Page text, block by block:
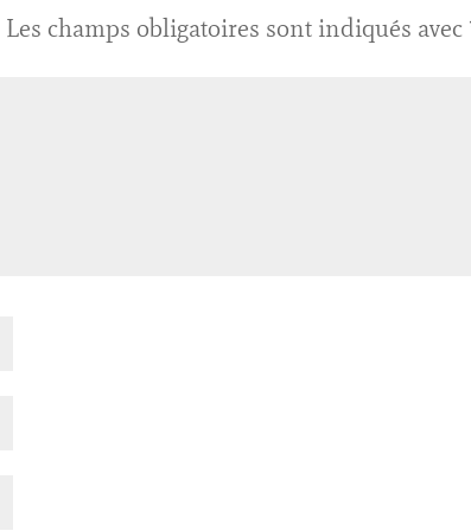
Les champs obligatoires sont indiqués avec